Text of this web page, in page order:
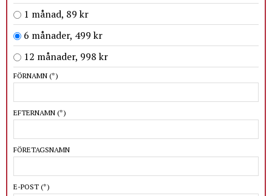
1 månad, 89 kr
6 månader, 499 kr
12 månader, 998 kr
FÖRNAMN (*)
EFTERNAMN (*)
FÖRETAGSNAMN
E-POST (*)